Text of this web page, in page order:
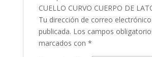
CUELLO CURVO CUERPO DE
Tu dirección de correo
publicada. Los campos
marcados con *